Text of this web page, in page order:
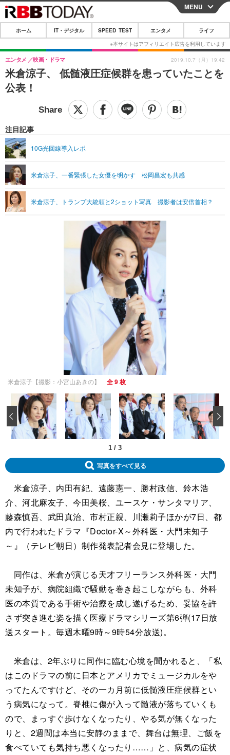
CLOSE
ホーム
IT・デジタル
IT・デジタルTOP スマートフォン
ショッピング その他
SPEED TEST
エンタメTOP 映画・ドラマ
グラビア ブログ
ショッピング その他
ライフTOP
リリース一覧
プッシュ通知の停止方法
MENU
ホーム IT・デジタル SPEED TEST エンタメ ライフ
米倉涼子、 低髄液圧症候群を患っていたことを
公表！
エンタメ 映画・ドラマ
注目記事
10G光回線導入レポ
米倉涼子、一番緊張した女優を明かす 松岡昌宏も共感
米倉涼子、トランプ大統領と2ショット写真 撮影者は安倍首相？
2019.10.7（月）19:42
米倉涼子【撮影：小宮山あきの】 全 9 枚
1 / 3
‹
写真をすべて見る
米倉涼子、内田有紀、遠藤憲一、勝村政信、鈴木浩
介、河北麻友子、今田美桜、ユースケ・サンタマリア、
藤森慎吾、武田真治、市村正親、川瀬莉子ほかが7日、都
内で行われたドラマ『Doctor-X～外科医・大門未知子
～』（テレビ朝日）制作発表記者会見に登場した。
同作は、米倉が演じる天才フリーランス外科医・大門
未知子が、病院組織で騒動を巻き起こしながらも、外科
医の本質である手術や治療を成し遂げるため、妥協を許
さず突き進む姿を描く医療ドラマシリーズ第6弾(17日放
送スタート。毎週木曜9時～9時54分放送)。
米倉は、2年ぶりに同作に臨む心境を聞かれると、「私
はこのドラマの前に日本とアメリカでミュージカルをや
ってたんですけど、その一カ月前に低髄液圧症候群とい
う病気になって。脊椎に傷が入って髄液が落ちていくも
ので、まっすぐ歩けなくなったり、やる気が無くなった
りと、2週間は本当に安静のままで、舞台は無理、ご飯を
食べていても気持ち悪くなったり……」と、病気の症状